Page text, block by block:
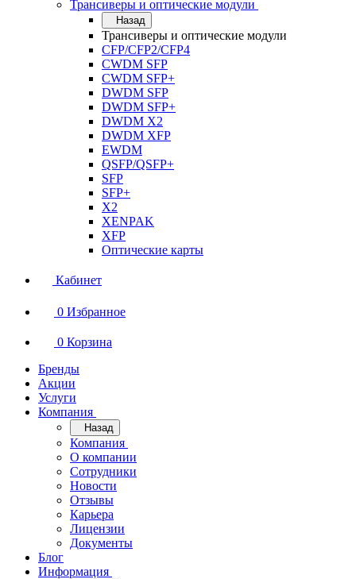
Трансиверы и оптические модули
Назад
Трансиверы и оптические модули
CFP/CFP2/CFP4
CWDM SFP
CWDM SFP+
DWDM SFP
DWDM SFP+
DWDM X2
DWDM XFP
EWDM
QSFP/QSFP+
SFP
SFP+
X2
XENPAK
XFP
Оптические карты
Кабинет
0 Избранное
0 Корзина
Бренды
Акции
Услуги
Компания
Назад
Компания
О компании
Сотрудники
Новости
Отзывы
Карьера
Лицензии
Документы
Блог
Информация